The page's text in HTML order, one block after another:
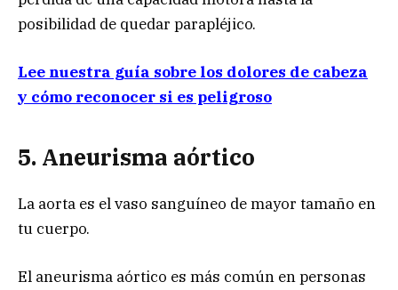
posibilidad de quedar parapléjico.
Lee nuestra guía sobre los dolores de cabeza
y cómo reconocer si es peligroso
5. Aneurisma aórtico
La aorta es el vaso sanguíneo de mayor tamaño en
tu cuerpo.
El aneurisma aórtico es más común en personas